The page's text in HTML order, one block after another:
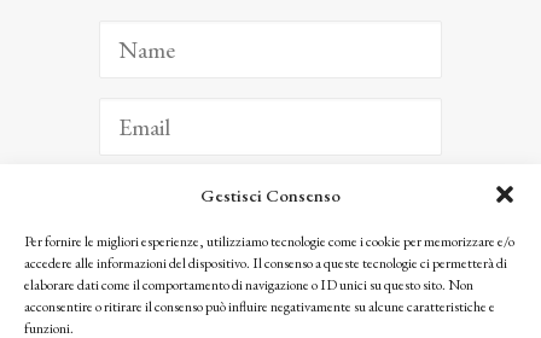
Gestisci Consenso
Per fornire le migliori esperienze, utilizziamo tecnologie come i cookie per memorizzare e/o
accedere alle informazioni del dispositivo. Il consenso a queste tecnologie ci permetterà di
elaborare dati come il comportamento di navigazione o ID unici su questo sito. Non
acconsentire o ritirare il consenso può influire negativamente su alcune caratteristiche e
funzioni.
ISCRIVITI
Facendo clic per iscriverti, riconosci che le tue informazioni saranno trattate
seguendo la nostra Privacy Policy
© 2025 Istituto Matteucci. All right reserved